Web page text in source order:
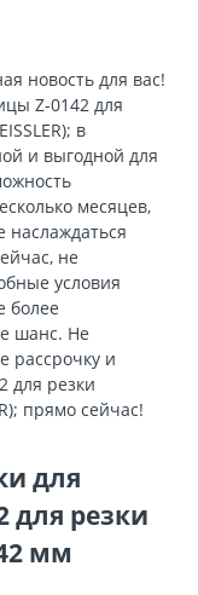
новость для вас!
Z-0142 для
в
и выгодной для
месяцев,
не
условия
более
шанс. Не
рассрочку и
для резки
прямо сейчас!
для
для резки
мм